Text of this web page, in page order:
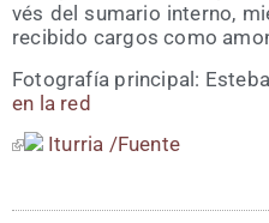
vés del suma­rio interno,
reci­bi­do car­gos como
Foto­gra­fía prin­ci­pal:
en la red
Itu­rria /​Fuen­te